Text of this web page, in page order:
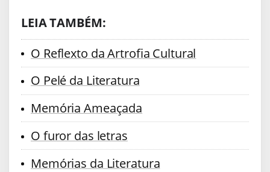
LEIA TAMBÉM:
O Reflexto da Artrofia Cultural
O Pelé da Literatura
Memória Ameaçada
O furor das letras
Memórias da Literatura